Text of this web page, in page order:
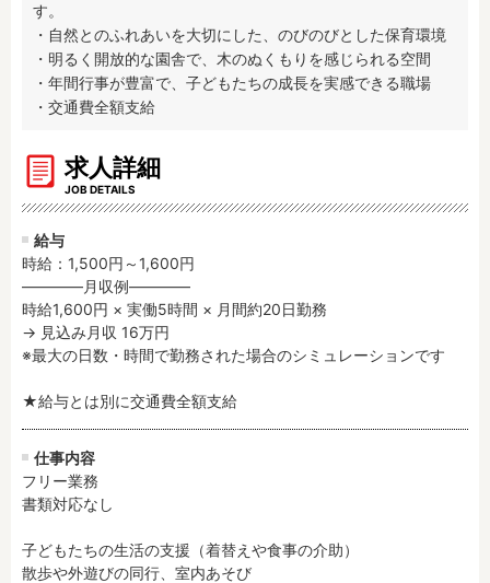
す。
・自然とのふれあいを大切にした、のびのびとした保育環境
・明るく開放的な園舎で、木のぬくもりを感じられる空間
・年間行事が豊富で、子どもたちの成長を実感できる職場
・交通費全額支給
求人詳細
JOB DETAILS
給与
時給：1,500円～1,600円
――――月収例――――
時給1,600円 × 実働5時間 × 月間約20日勤務
→ 見込み月収 16万円
※最大の日数・時間で勤務された場合のシミュレーションです
★給与とは別に交通費全額支給
仕事内容
フリー業務
書類対応なし
子どもたちの生活の支援（着替えや食事の介助）
散歩や外遊びの同行、室内あそび
放課後等デイサービ
ス
その他施設
時間固定
残業3時間以内
13時以降スタート
実働5時間以内
土日祝のお仕事
夜勤のお仕事
時給1600円～
書類対応なし
資格不問
男性保育士
オープニング求人
小規模保育園
株式会社
単発保育士として働
く！